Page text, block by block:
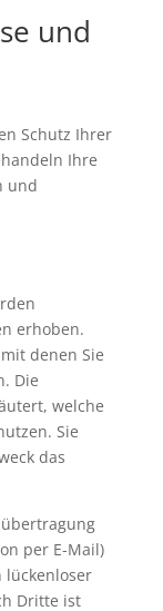
und
Schutz Ihrer
Ihre
und
erhoben.
denen Sie
Die
welche
Sie
das
per E-Mail)
lückenloser
Dritte ist